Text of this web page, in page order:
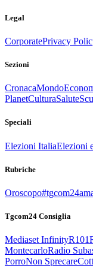
Legal
CorporatePrivacy
Sezioni
CronacaMondo
PlanetCulturaSalute
Speciali
Elezioni ItaliaElezioni
Rubriche
Oroscopo
Tgcom24 Consiglia
Mediaset InfinityR101
MontecarloRadio
PorroNon Sprecare